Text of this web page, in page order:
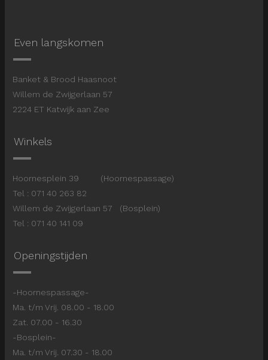
Even langskomen
Banket & Brood Haasnoot
Willem de Zwijgerlaan 57
2224 ET Katwijk aan Zee
Winkels
Hoornesplein 39 (Hoornespassage)
Tel : 071 40 263 82
Willem de Zwijgerlaan 57 (Bosplein)
Tel : 071 40 141 09
Openingstijden
-Hoornespassage-
Ma. t/m Vrij. 08.00 - 18.00
Zat. 07.00 - 16.30
-Bosplein-
Ma. t/m Vrij. 07.30 - 18.00